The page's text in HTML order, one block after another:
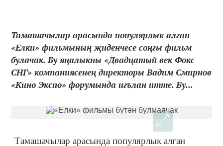
Тамашачылар арасында популярлык алган
«Елки» фильмының җиденчесе соңгы фильм
булачак. Бу яңалыкны «Двадцатый век Фокс
СНГ» компаниясенең директоры Вадим Смирнов
«Кино Экспо» форумында игълан итте. Бу...
Тамашачылар арасында популярлык алган